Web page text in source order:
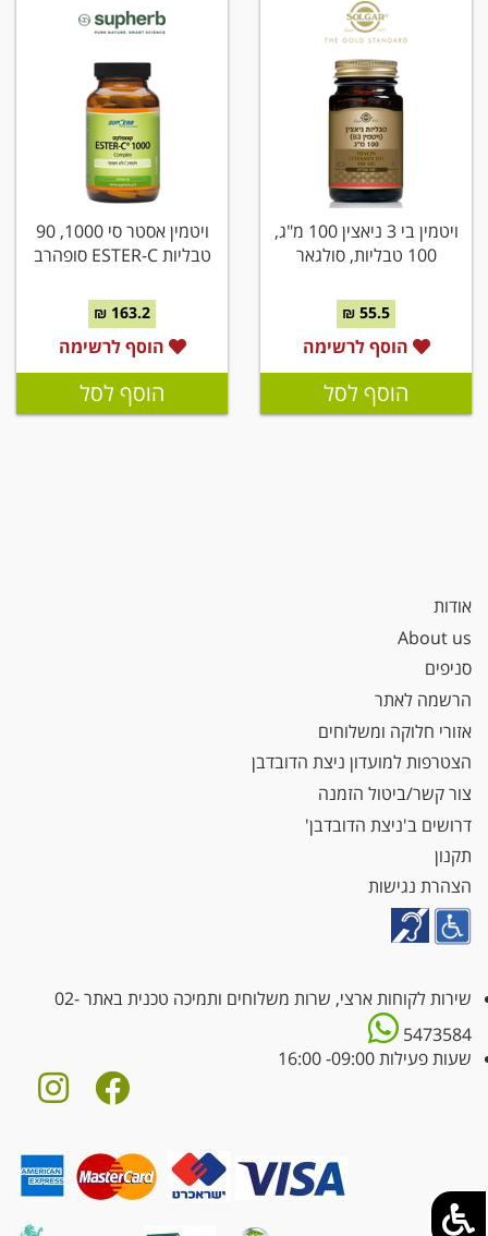
ויטמין בי 3 ניאצין 100 מ"ג,
100 טבליות, סולגאר
55.5 ₪
הוסף לרשימה
הוסף לסל
ויטמין אסטר סי 1000, 90
טבליות ESTER-C סופהרב
163.2 ₪
הוסף לרשימה
הוסף לסל
אודות
About us
סניפים
הרשמה לאתר
אזורי חלוקה ומשלוחים
הצטרפות למועדון ניצת הדובדבן
צור קשר/ביטול הזמנה
דרושים ב'ניצת הדובדבן'
תקנון
הצהרת נגישות
שירות לקוחות ארצי, שרות משלוחים ותמיכה טכנית באתר02-
5473584
שעות פעילות 09:00- 16:00